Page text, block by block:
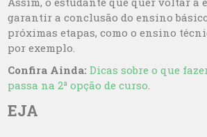
garantir a conclusão do ensino
próximas etapas, como o ensino
por exemplo.
Confira Ainda: Dicas sobre o que
passa na 2ª opção de curso
EJA